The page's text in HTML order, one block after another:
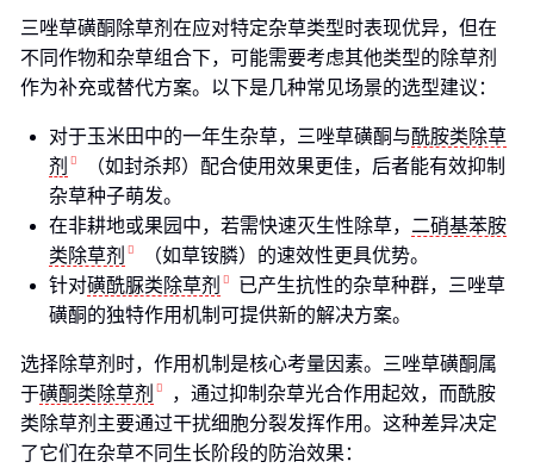
三唑草磺酮除草剂在应对特定杂草类型时表现优异，但在
不同作物和杂草组合下，可能需要考虑其他类型的除草剂
作为补充或替代方案。以下是几种常见场景的选型建议：
对于玉米田中的一年生杂草，三唑草磺酮与酰胺类除草
剂
（如封杀邦）配合使用效果更佳，后者能有效抑制
杂草种子萌发。
在非耕地或果园中，若需快速灭生性除草， 二硝基苯胺
类除草剂
（如草铵膦）的速效性更具优势。
针对磺酰脲类除草剂
已产生抗性的杂草种群，三唑草
磺酮的独特作用机制可提供新的解决方案。
选择除草剂时，作用机制是核心考量因素。三唑草磺酮属
于磺酮类除草剂
，通过抑制杂草光合作用起效，而酰胺
类除草剂主要通过干扰细胞分裂发挥作用。这种差异决定
了它们在杂草不同生长阶段的防治效果：